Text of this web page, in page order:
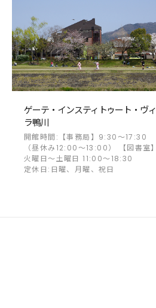
ゲーテ・インスティトゥート・ヴィ
ラ鴨川
開館時間:【事務局】9:30～17:30
（昼休み12:00～13:00） 【図書室】
火曜日～土曜日 11:00～18:30
定休日:日曜、月曜、祝日